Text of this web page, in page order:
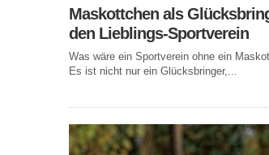
Maskottchen als
den Lieblings-Sportverein
Was wäre ein Sportverein ohne ein
Es ist nicht nur ein Glücksbringer,...